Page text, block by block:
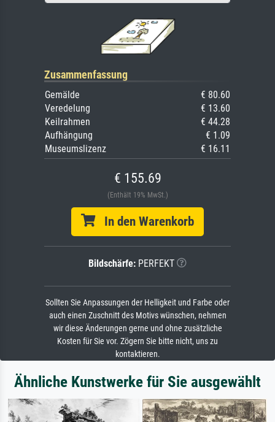
Zusammenfassung
Gemälde
€ 80.60
Veredelung
€ 13.60
Keilrahmen
€ 44.28
Aufhängung
€ 1.09
Museumslizenz
€ 16.11
€ 155.69
(Enthält 19% MwSt.)
In den Warenkorb
Bildschärfe: PERFEKT
Sollten Sie Anpassungen der Helligkeit und Farbe oder
auch einen Zuschnitt des Motivs wünschen, nehmen
wir diese Änderungen gerne und ohne zusätzliche
Kosten für Sie vor. Zögern Sie bitte nicht, uns zu
kontaktieren.
Ähnliche Kunstwerke für Sie ausgewählt